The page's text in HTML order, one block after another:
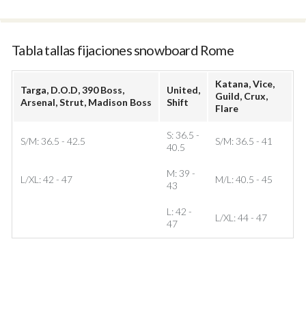
Tabla tallas fijaciones snowboard Rome
Targa, D.O.D, 390 Boss,
Arsenal, Strut, Madison Boss
United,
Shift
Katana, Vice,
Guild, Crux,
Flare
S/M: 36.5 - 42.5
S: 36.5 -
40.5
S/M: 36.5 - 41
L/XL: 42 - 47
M: 39 -
43
M/L: 40.5 - 45
L: 42 -
47
L/XL: 44 - 47